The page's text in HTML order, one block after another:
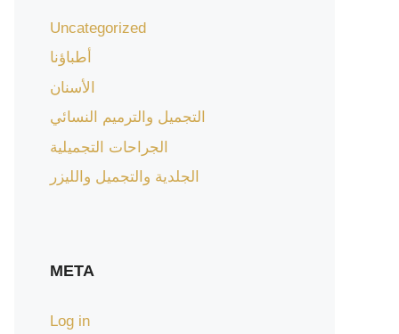
Uncategorized
أطباؤنا
الأسنان
التجميل والترميم النسائي
الجراحات التجميلية
الجلدية والتجميل والليزر
META
Log in